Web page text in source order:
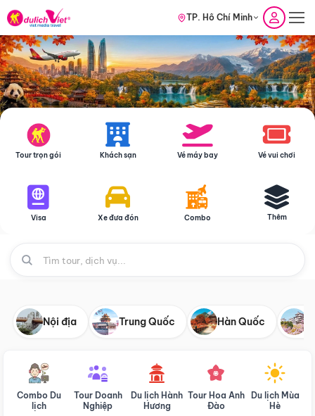
TP. Hồ Chí Minh
Tour trọn gói Khách sạn Vé máy bay Vé vui chơi
Visa Xe đưa đón Combo Thêm
Nội địa Trung Quốc Hàn Quốc
Combo Du
lịch
Tour Doanh
Nghiệp
Du lịch Hành
Hương
Tour Hoa Anh
Đào
Du lịch Mùa
Hè